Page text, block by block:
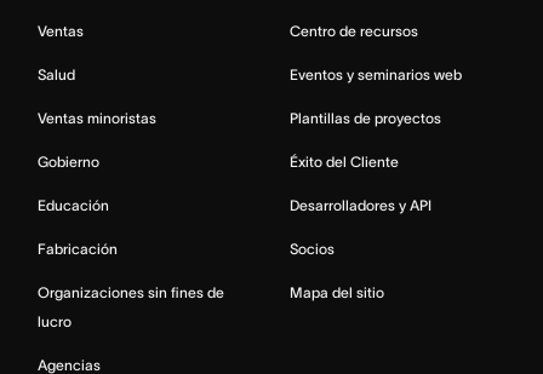
Ventas
Salud
Ventas minoristas
Gobierno
Educación
Fabricación
Organizaciones sin fines de
lucro
Agencias
Centro de recursos
Eventos y seminarios web
Plantillas de proyectos
Éxito del Cliente
Desarrolladores y API
Socios
Mapa del sitio